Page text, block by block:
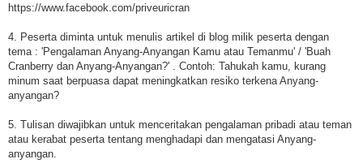
https://www.facebook.com/priveuricran
4. Peserta diminta untuk menulis artikel di blog milik peserta dengan
tema : 'Pengalaman Anyang-Anyangan Kamu atau Temanmu' / 'Buah
Cranberry dan Anyang-Anyangan?' . Contoh: Tahukah kamu, kurang
minum saat berpuasa dapat meningkatkan resiko terkena Anyang-
anyangan?
5. Tulisan diwajibkan untuk menceritakan pengalaman pribadi atau teman
atau kerabat peserta tentang menghadapi dan mengatasi Anyang-
anyangan.